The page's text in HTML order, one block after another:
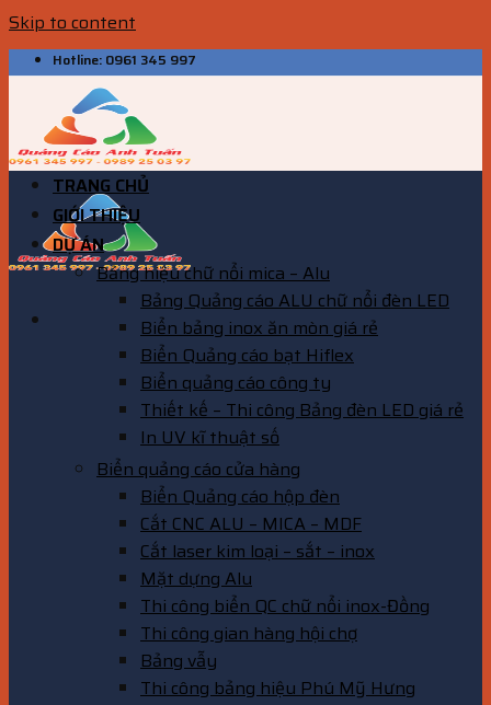
Skip to content
Hotline: 0961 345 997
TRANG CHỦ
GIỚI THIỆU
DỰ ÁN
Bảng hiệu chữ nổi mica – Alu
Bảng Quảng cáo ALU chữ nổi đèn LED
Biển bảng inox ăn mòn giá rẻ
Biển Quảng cáo bạt Hiflex
Biển quảng cáo công ty
Thiết kế – Thi công Bảng đèn LED giá rẻ
In UV kĩ thuật số
Biển quảng cáo cửa hàng
Biển Quảng cáo hộp đèn
Cắt CNC ALU – MICA – MDF
Cắt laser kim loại – sắt – inox
Mặt dựng Alu
Thi công biển QC chữ nổi inox-Đồng
Thi công gian hàng hội chợ
Bảng vẫy
Thi công bảng hiệu Phú Mỹ Hưng